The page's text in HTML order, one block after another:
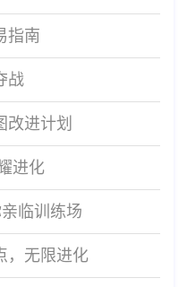
指南
战
改进计划
进化
临训练场
，无限进化